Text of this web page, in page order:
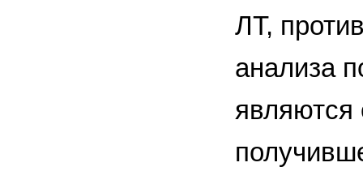
ЛТ,
анализа
являются